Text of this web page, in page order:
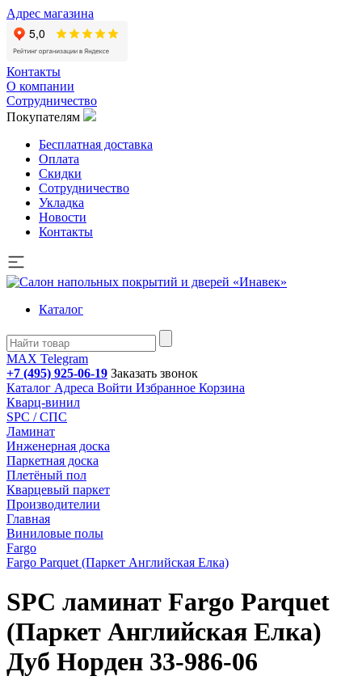
Адрес магазина
Контакты
О компании
Сотрудничество
Покупателям
Бесплатная доставка
Оплата
Скидки
Сотрудничество
Укладка
Новости
Контакты
Каталог
MAX Telegram
+7 (495) 925-06-19 Заказать звонок
Каталог Адреса Войти Избранное Корзина
Кварц-винил
SPC / СПС
Ламинат
Инженерная доска
Паркетная доска
Плетёный пол
Кварцевый паркет
Производителии
Главная
Виниловые полы
Fargo
Fargo Parquet (Паркет Английская Елка)
SPC ламинат Fargo Parquet
(Паркет Английская Елка)
Дуб Норден 33-986-06